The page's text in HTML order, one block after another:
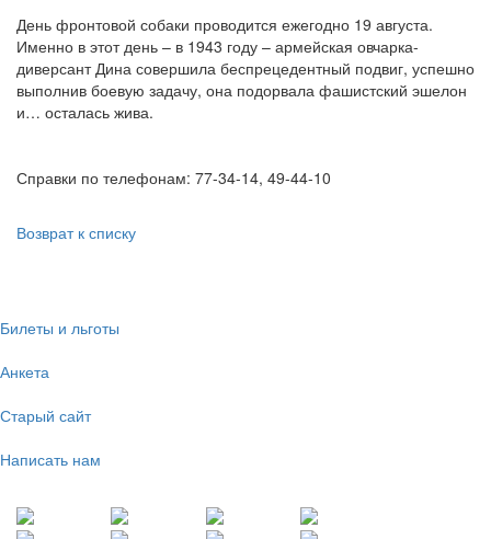
День фронтовой собаки проводится ежегодно 19 августа.
Именно в этот день – в 1943 году – армейская овчарка-
диверсант Дина совершила беспрецедентный подвиг, успешно
выполнив боевую задачу, она подорвала фашистский эшелон
и… осталась жива.
Справки по телефонам: 77-34-14, 49-44-10
Возврат к списку
Билеты и льготы
Анкета
Старый сайт
Написать нам